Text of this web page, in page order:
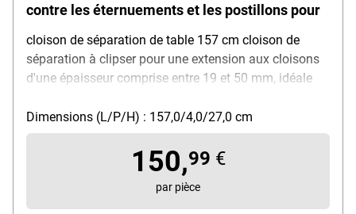
contre les éternuements et les postillons pour
cloison de séparation de table 157 cm cloison de
séparation à clipser pour une extension aux cloisons
d'une épaisseur comprise entre 19 et 50 mm, idéale
système à vis, résistant aux désinfectants, base en
acier avec peinture époxy blanche, panneau de
séparation en acrylique, poids : 2,43 kg, couleur :
transparent, dimensions (L/P/H) : 157 / 0,4 / 27 cm,
Dimensions (L/P/H) : 157,0/4,0/27,0 cm
150,99 €
par pièce